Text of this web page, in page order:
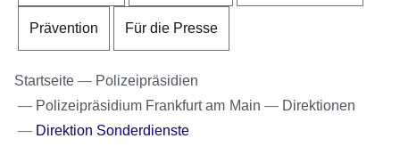
Prävention Für die Presse
Startseite
Polizeipräsidien
Polizeipräsidium Frankfurt am Main
Direktionen
Direktion Sonderdienste